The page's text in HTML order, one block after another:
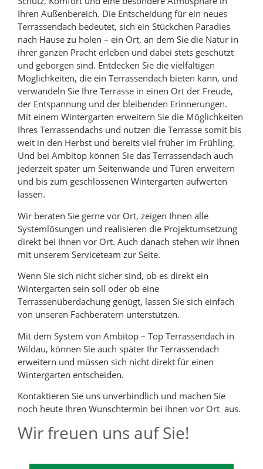
Ihren Außenbereich. Die Entscheidung für ein neues
Terrassendach bedeutet, sich ein Stückchen Paradies
nach Hause zu holen – ein Ort, an dem Sie die Natur in
ihrer ganzen Pracht erleben und dabei stets geschützt
und geborgen sind. Entdecken Sie die vielfältigen
Möglichkeiten, die ein Terrassendach bieten kann, und
verwandeln Sie Ihre Terrasse in einen Ort der Freude,
der Entspannung und der bleibenden Erinnerungen.
Mit einem Wintergarten erweitern Sie die Möglichkeiten
Ihres Terrassendachs und nutzen die Terrasse somit bis
weit in den Herbst und bereits viel früher im Frühling.
Und bei Ambitop können Sie das Terrassendach auch
jederzeit später um Seitenwände und Türen erweitern
und bis zum geschlossenen Wintergarten aufwerten
lassen.
Wir beraten Sie gerne vor Ort, zeigen Ihnen alle
Systemlösungen und realisieren die Projektumsetzung
direkt bei Ihnen vor Ort. Auch danach stehen wir Ihnen
mit unserem Serviceteam zur Seite.
Wenn Sie sich nicht sicher sind, ob es direkt ein
Wintergarten sein soll oder ob eine
Terrassenüberdachung genügt, lassen Sie sich einfach
von unseren Fachberatern unterstützen.
Mit dem System von Ambitop – Top Terrassendach in
Wildau, können Sie auch später Ihr Terrassendach
erweitern und müssen sich nicht direkt für einen
Wintergarten entscheiden.
Kontaktieren Sie uns unverbindlich und machen Sie
noch heute Ihren Wunschtermin bei ihnen vor Ort aus.
Wir freuen uns auf Sie!